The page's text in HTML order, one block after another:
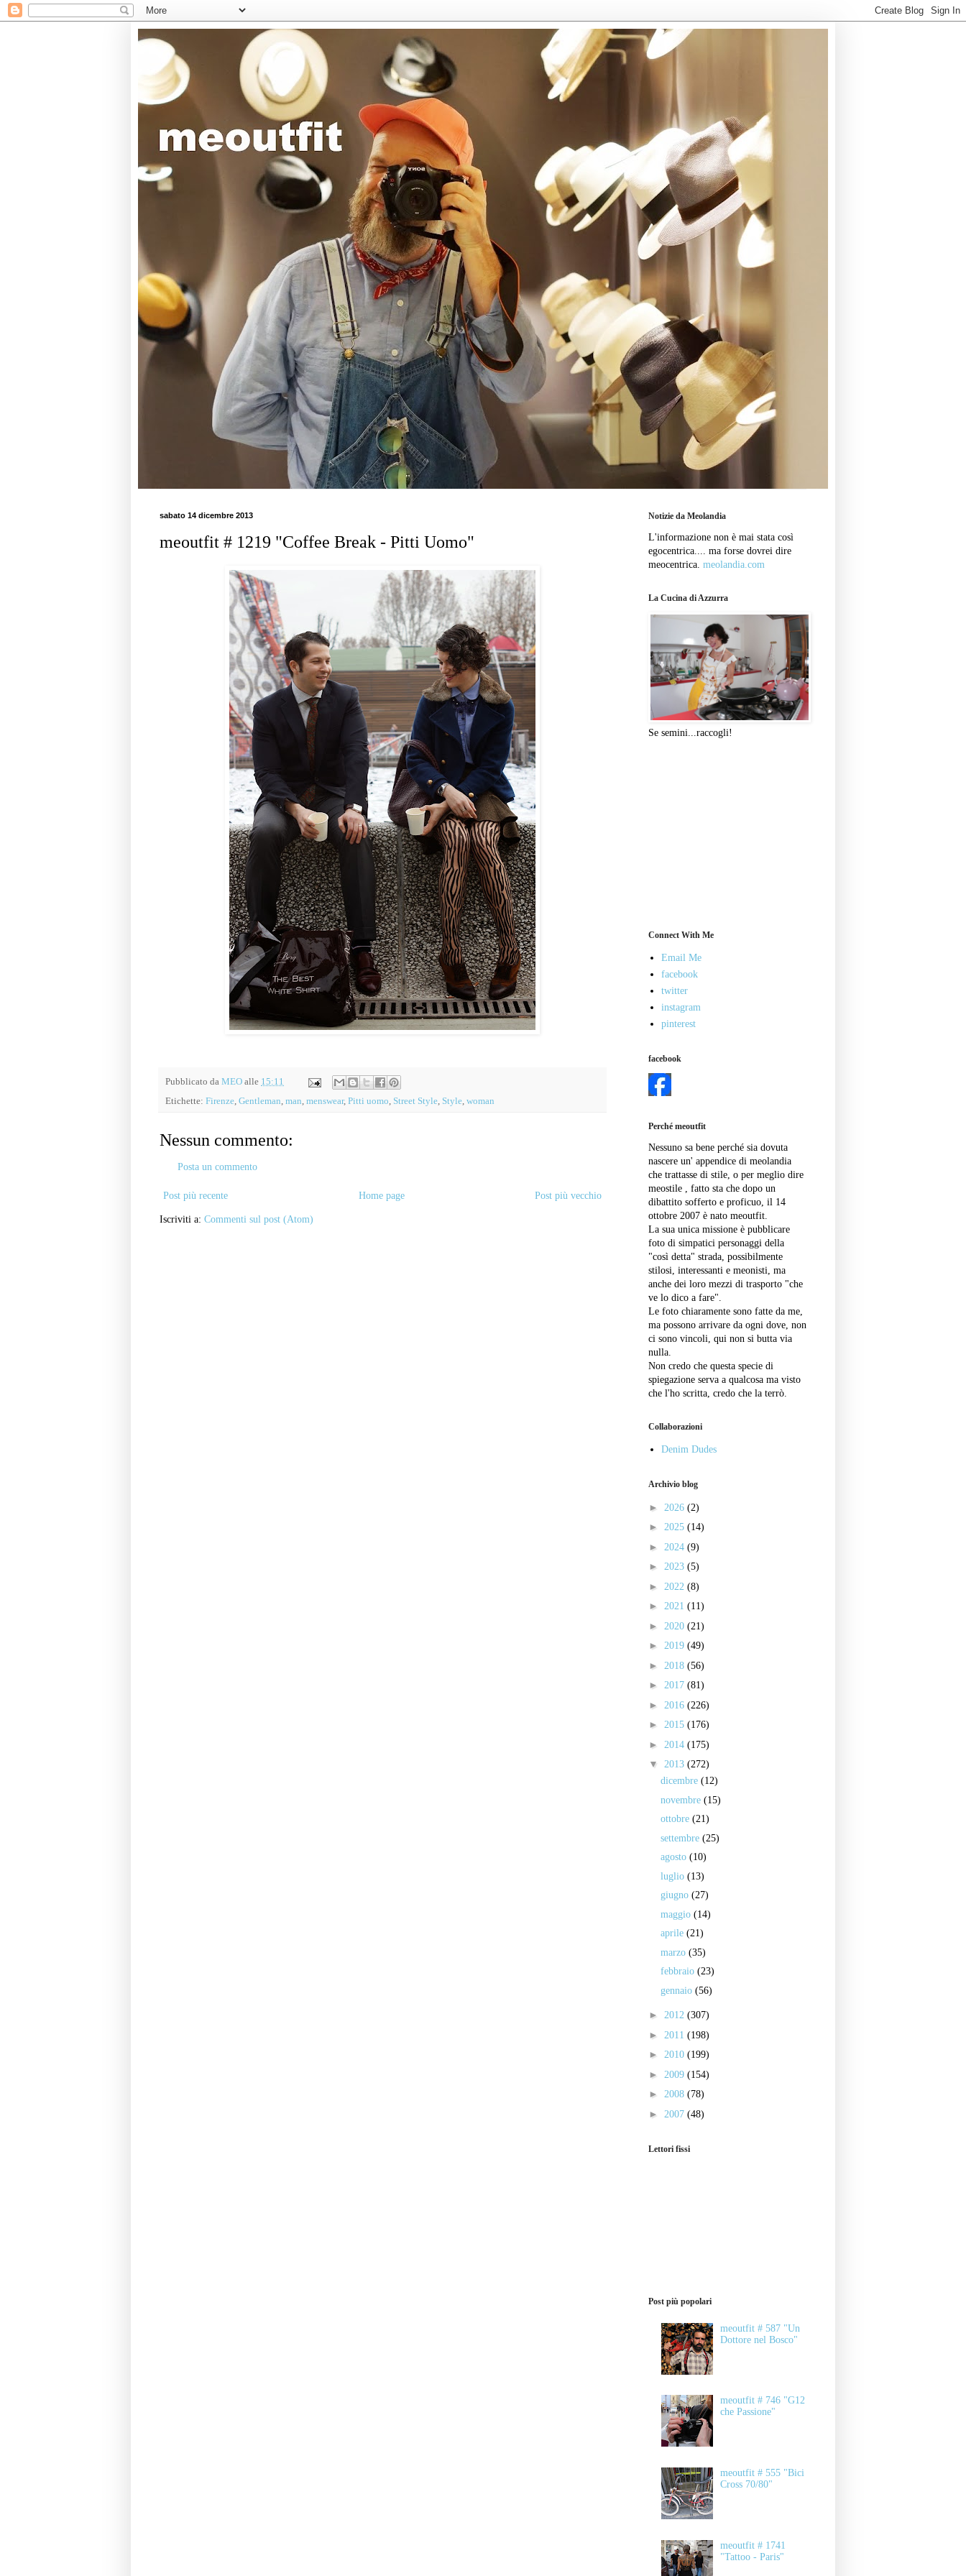
sabato 14 dicembre 2013
meoutfit # 1219 "Coffee Break - Pitti Uomo"
Pubblicato da MEO alle 15:11
Etichette: Firenze, Gentleman, man, menswear, Pitti uomo, Street Style, Style, woman
Nessun commento:
Posta un commento
Post più recente Post più vecchio
Home page
Iscriviti a: Commenti sul post (Atom)
Notizie da Meolandia
L'informazione non è mai stata così
egocentrica.... ma forse dovrei dire
meocentrica. meolandia.com
La Cucina di Azzurra
Se semini...raccogli!
Connect With Me
Email Me
facebook
twitter
instagram
pinterest
facebook
Perché meoutfit
Nessuno sa bene perché sia dovuta
nascere un' appendice di meolandia
che trattasse di stile, o per meglio dire
meostile , fatto sta che dopo un
dibattito sofferto e proficuo, il 14
ottobre 2007 è nato meoutfit.
La sua unica missione è pubblicare
foto di simpatici personaggi della
"così detta" strada, possibilmente
stilosi, interessanti e meonisti, ma
anche dei loro mezzi di trasporto "che
ve lo dico a fare".
Le foto chiaramente sono fatte da me,
ma possono arrivare da ogni dove, non
ci sono vincoli, qui non si butta via
nulla.
Non credo che questa specie di
spiegazione serva a qualcosa ma visto
che l'ho scritta, credo che la terrò.
Collaborazioni
Denim Dudes
Archivio blog
► 2026 (2)
► 2025 (14)
► 2024 (9)
► 2023 (5)
► 2022 (8)
► 2021 (11)
► 2020 (21)
► 2019 (49)
► 2018 (56)
► 2017 (81)
► 2016 (226)
► 2015 (176)
► 2014 (175)
▼ 2013 (272)
dicembre (12)
novembre (15)
ottobre (21)
settembre (25)
agosto (10)
luglio (13)
giugno (27)
maggio (14)
aprile (21)
marzo (35)
febbraio (23)
gennaio (56)
► 2012 (307)
► 2011 (198)
► 2010 (199)
► 2009 (154)
► 2008 (78)
► 2007 (48)
Lettori fissi
Post più popolari
meoutfit # 587 "Un
Dottore nel Bosco"
meoutfit # 746 "G12
che Passione"
meoutfit # 555 "Bici
Cross 70/80"
meoutfit # 1741
"Tattoo - Paris"